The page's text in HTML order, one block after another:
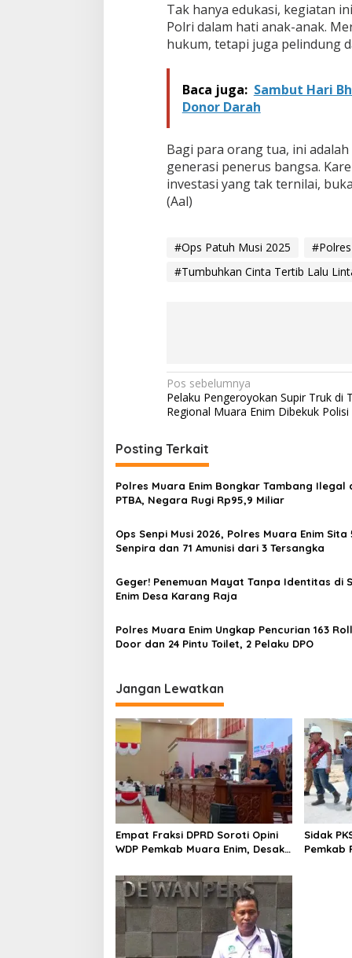
Tak hanya edukasi, kegiatan
Polri dalam hati anak-anak.
hukum, tetapi juga pelindung
Baca juga: Sambut Hari
Donor Darah
Bagi para orang tua, ini
generasi penerus bangsa.
investasi yang tak ternilai,
(Aal)
#Ops Patuh Musi 2025
#Tumbuhkan Cinta Tertib Lalu
N
a
i
g
a
i
o
s
Pos sebelumnya
Pelaku Pengeroyokan Supir Truk di
Regional Muara Enim Dibekuk Polisi
Posting Terkait
Polres Muara Enim Bongkar Tambang Ilegal
PTBA, Negara Rugi Rp95,9 Miliar
Ops Senpi Musi 2026, Polres Muara Enim Sita
Senpira dan 71 Amunisi dari 3 Tersangka
Geger! Penemuan Mayat Tanpa Identitas di
Enim Desa Karang Raja
Polres Muara Enim Ungkap Pencurian 163
Door dan 24 Pintu Toilet, 2 Pelaku DPO
Jangan Lewatkan
Empat Fraksi DPRD Soroti Opini
WDP Pemkab Muara Enim, Desak
Sidak
Pemkab